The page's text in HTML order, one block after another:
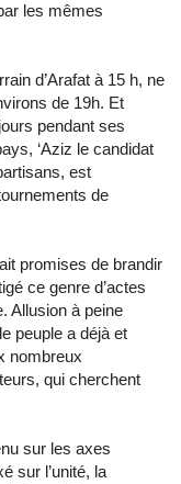
les mêmes
d’Arafat à 15 h, ne
de 19h. Et
pendant ses
‘Aziz le candidat
est
de
promises de brandir
ce genre d’actes
Allusion à peine
peuple a déjà et
nombreux
qui cherchent
sur les axes
sur l’unité, la